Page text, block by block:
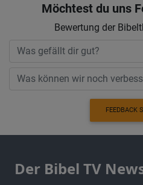
Möchtest du uns
Bewertung der
FEEDBACK
Der Bibel TV